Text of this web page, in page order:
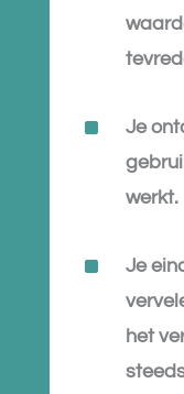
^
Je
werkt.
^
Je
het